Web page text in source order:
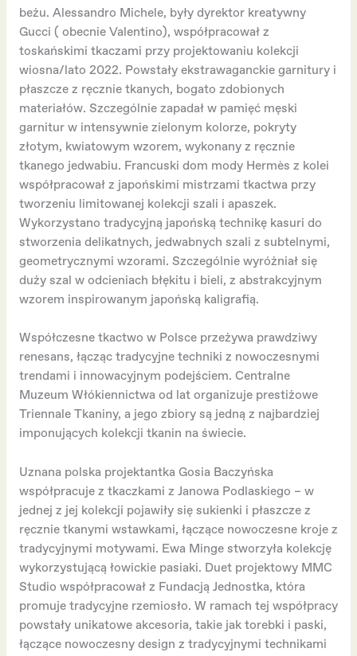
beżu. Alessandro Michele, były dyrektor kreatywny
Gucci ( obecnie Valentino), współpracował z
toskańskimi tkaczami przy projektowaniu kolekcji
wiosna/lato 2022. Powstały ekstrawaganckie garnitury i
płaszcze z ręcznie tkanych, bogato zdobionych
materiałów. Szczególnie zapadał w pamięć męski
garnitur w intensywnie zielonym kolorze, pokryty
złotym, kwiatowym wzorem, wykonany z ręcznie
tkanego jedwabiu. Francuski dom mody Hermès z kolei
współpracował z japońskimi mistrzami tkactwa przy
tworzeniu limitowanej kolekcji szali i apaszek.
Wykorzystano tradycyjną japońską technikę kasuri do
stworzenia delikatnych, jedwabnych szali z subtelnymi,
geometrycznymi wzorami. Szczególnie wyróżniał się
duży szal w odcieniach błękitu i bieli, z abstrakcyjnym
wzorem inspirowanym japońską kaligrafią.
Współczesne tkactwo w Polsce przeżywa prawdziwy
renesans, łącząc tradycyjne techniki z nowoczesnymi
trendami i innowacyjnym podejściem. Centralne
Muzeum Włókiennictwa od lat organizuje prestiżowe
Triennale Tkaniny, a jego zbiory są jedną z najbardziej
imponujących kolekcji tkanin na świecie.
Uznana polska projektantka Gosia Baczyńska
współpracuje z tkaczkami z Janowa Podlaskiego – w
jednej z jej kolekcji pojawiły się sukienki i płaszcze z
ręcznie tkanymi wstawkami, łączące nowoczesne kroje z
tradycyjnymi motywami. Ewa Minge stworzyła kolekcję
wykorzystującą łowickie pasiaki. Duet projektowy MMC
Studio współpracował z Fundacją Jednostka, która
promuje tradycyjne rzemiosło. W ramach tej współpracy
powstały unikatowe akcesoria, takie jak torebki i paski,
łączące nowoczesny design z tradycyjnymi technikami